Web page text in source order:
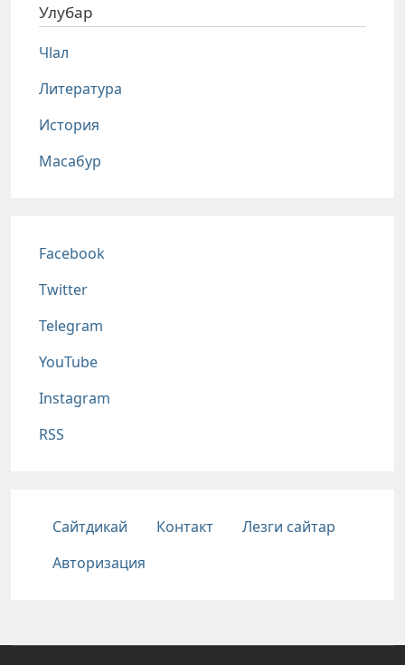
Улубар
Чlал
Литература
История
Масабур
Соц сети
Facebook
Twitter
Telegram
YouTube
Instagram
RSS
Подвал
Сайтдикай Контакт
Лезги сайтар
Авторизация